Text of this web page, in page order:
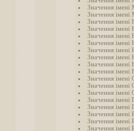
Значення імені
Значення імені
Значення імені
Значення імені
Значення імені
Значення імені
Значення імені
Значення імені
Значення імені
Значення імені
Значення імені
Значення імені
Значення імені
Значення імені
Значення імені
Значення імені
Значення імені
Значення імені